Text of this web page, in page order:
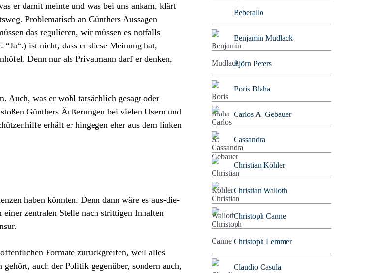
er damit meinte und was bei uns ankam, klärt
Problematisch an Günthers Aussagen
das regulieren, wir müssen es notfalls
ist nicht, dass er diese Meinung hat,
Denn nur als Privatmann darf er denken,
Auch, was er wohl tatsächlich gesagt oder
Günthers Äußerungen bei vielen Usern und
erhält er hingegen eher aus dem linken
haben könnten. Denn dann wäre es aus-die-
zentralen Stelle nach strittigen Inhalten
Formate zurückgreifen, weil alles
auch der Politik gegenüber, sondern auch,
Beberallo
Benjamin Mudlack
Björn Peters
Boris Blaha
Carlos A. Gebauer
Cassandra
Christian Köhler
Christian Walloth
Christoph Canne
Christoph Lemmer
Claudio Casula